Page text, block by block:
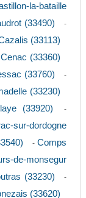
la-bataille
(33490) -
(33113)
Cenac (33360)
(33760) -
(33230)
(33920) -
sur-dordogne
-Comps
de-monsegur
(33230) -
(33620)